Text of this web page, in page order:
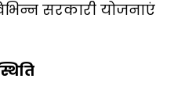
सरकारी योजनाएं